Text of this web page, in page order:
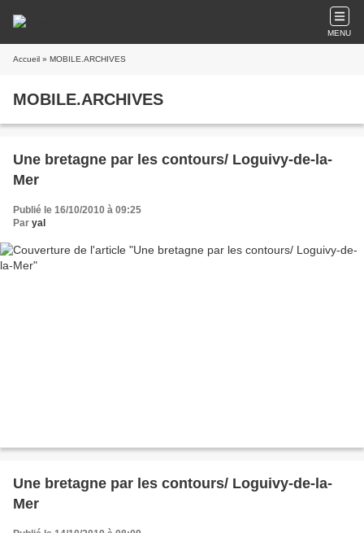
MENU
Accueil » MOBILE.ARCHIVES
MOBILE.ARCHIVES
Une bretagne par les contours/ Loguivy-de-la-
Mer
Publié le 16/10/2010 à 09:25
Par yal
Une bretagne par les contours/ Loguivy-de-la-
Mer